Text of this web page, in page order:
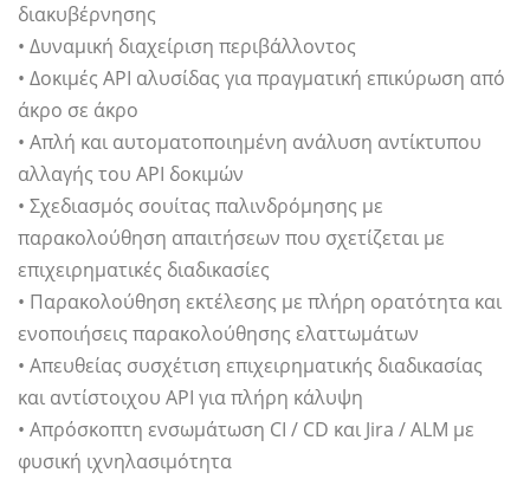
διακυβέρνησης
• Δυναμική διαχείριση περιβάλλοντος
• Δοκιμές API αλυσίδας για πραγματική επικύρωση από
άκρο σε άκρο
• Απλή και αυτοματοποιημένη ανάλυση αντίκτυπου
αλλαγής του API δοκιμών
• Σχεδιασμός σουίτας παλινδρόμησης με
παρακολούθηση απαιτήσεων που σχετίζεται με
επιχειρηματικές διαδικασίες
• Παρακολούθηση εκτέλεσης με πλήρη ορατότητα και
ενοποιήσεις παρακολούθησης ελαττωμάτων
• Απευθείας συσχέτιση επιχειρηματικής διαδικασίας
και αντίστοιχου API για πλήρη κάλυψη
• Απρόσκοπτη ενσωμάτωση CI / CD και Jira / ALM με
φυσική ιχνηλασιμότητα